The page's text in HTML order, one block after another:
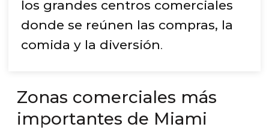
los grandes centros comerciales
donde se reúnen las compras, la
comida y la diversión.
Zonas comerciales más
importantes de Miami